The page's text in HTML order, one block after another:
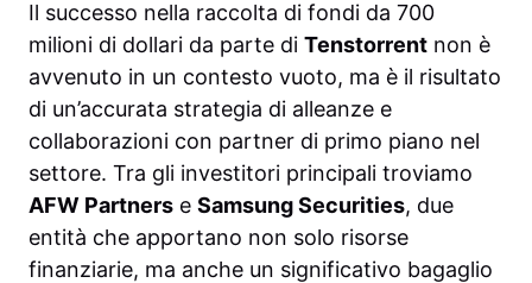
Il successo nella raccolta di fondi da 700
milioni di dollari da parte di Tenstorrent non è
avvenuto in un contesto vuoto, ma è il risultato
di un’accurata strategia di alleanze e
collaborazioni con partner di primo piano nel
settore. Tra gli investitori principali troviamo
AFW Partners e Samsung Securities, due
entità che apportano non solo risorse
finanziarie, ma anche un significativo bagaglio